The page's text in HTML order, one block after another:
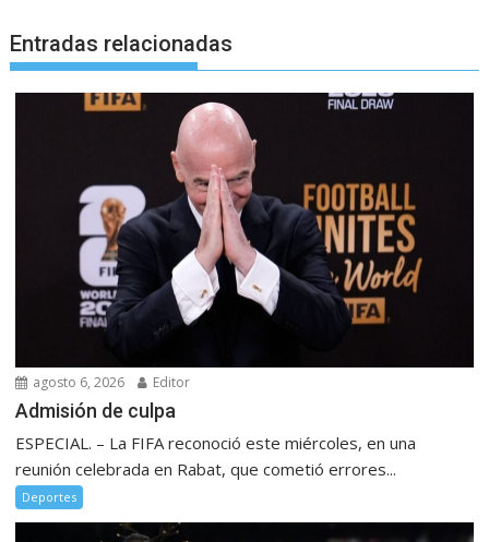
Entradas relacionadas
agosto 6, 2026 Editor
Admisión de culpa
ESPECIAL. – La FIFA reconoció este miércoles, en una
reunión celebrada en Rabat, que cometió errores...
Deportes